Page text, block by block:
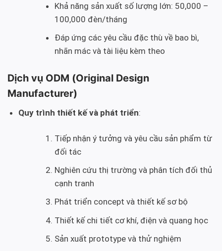
Khả năng sản xuất số lượng lớn: 50,000 –
100,000 đèn/tháng
Đáp ứng các yêu cầu đặc thù về bao bì,
nhãn mác và tài liệu kèm theo
Dịch vụ ODM (Original Design
Manufacturer)
Quy trình thiết kế và phát triển:
Tiếp nhận ý tưởng và yêu cầu sản phẩm từ
đối tác
Nghiên cứu thị trường và phân tích đối thủ
cạnh tranh
Phát triển concept và thiết kế sơ bộ
Thiết kế chi tiết cơ khí, điện và quang học
Sản xuất prototype và thử nghiệm